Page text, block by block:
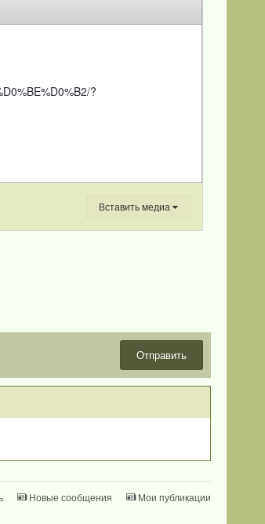
?
Вставить медиа
Отправить
Новые сообщения Мои публикации